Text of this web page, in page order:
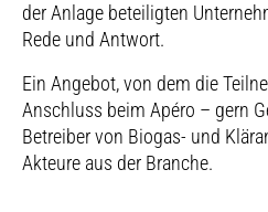
der Anlage beteiligten
Rede und Antwort.
Ein Angebot, von dem die
Anschluss beim Apéro – gern
Betreiber von Biogas- und
Akteure aus der Branche.